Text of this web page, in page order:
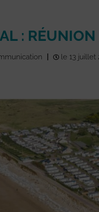
:
le 13 juillet